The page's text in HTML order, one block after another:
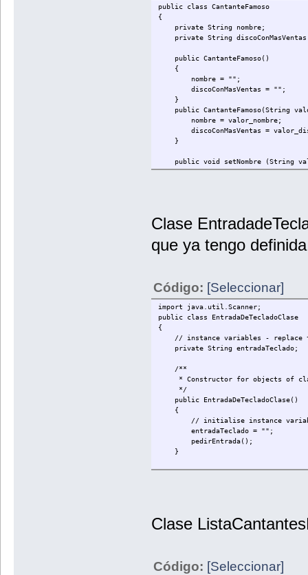
public class CantanteFamoso
{
private String nombre;
private String
public CantanteFamoso()
{
nombre = "";
discoConMasVentas = "";
}
public CantanteFamoso(String
nombre = valor_nombre;
discoConMasVentas =
}
public void setNombre (String
nombre = valor_nombre; }
public String getDisco() {return
Clase
que ya tengo
Código: [Seleccionar]
import java.util.Scanner;
public class EntradaDeTecladoClase
{
// instance variables - replace
private String entradaTeclado;
/**
* Constructor for objects of class
*/
public EntradaDeTecladoClase()
{
// initialise instance
entradaTeclado = "";
pedirEntrada();
}
public void pedirEntrada()
Clase
Código: [Seleccionar]